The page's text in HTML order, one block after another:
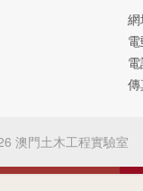
電
澳門土木工程實驗室